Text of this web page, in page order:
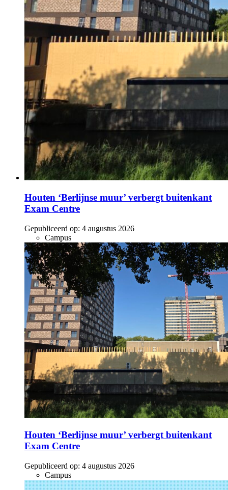
Houten ‘Berlijnse muur’ verbergt buitenkant
Exam Centre
Gepubliceerd op: 4 augustus 2026
Campus
Houten ‘Berlijnse muur’ verbergt buitenkant
Exam Centre
Gepubliceerd op: 4 augustus 2026
Campus